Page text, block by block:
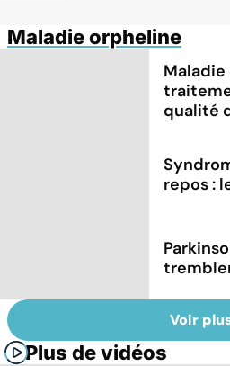
Maladie orpheline
Maladie
qualité
repos :
Voir
Plus de vidéos